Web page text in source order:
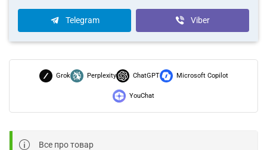
Telegram Viber
Grok Perplexity ChatGPT Microsoft Copilot
YouChat
Все про товар